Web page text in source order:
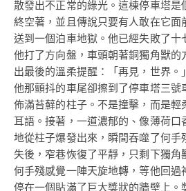
散發出不正常的綠光。這棟停車塔是
終空著，並且傳說只要有人敢在它面
送到一個泊車地獄。他已經失敗了十
他打了方向盤，車頭朝著銅獨角獸的
出最後的溫柔提醒：「再見，世界。
他那顫抖的車尾卻擦到了停車塔三號
佈滿苔蘚的柱子。不是撞擊，而是輕
耳語。接著，一道濃郁的、像薄荷口
地從柱子爆發出來，瞬間吞噬了何手
失後，窄巷恢復了平靜，只剩下獨角
何手殘感覺一陣天旋地轉，等他回過
停在一個貼滿了巨大獎狀的牆壁上。